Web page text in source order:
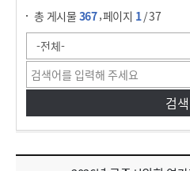
총 게시물367,페이지 1/ 37
공지사항 목록으로 번호, 제목, 작성자, 조회수,등록일, 첨부파일로 나열 되고 있습니다.